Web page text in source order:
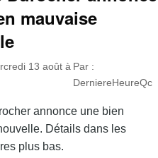
mauvaise
13 août à Par :
DerniereHeureQc
annonce une bien
Détails dans les
plus bas.